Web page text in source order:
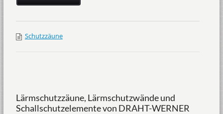
Schutzzäune
Lärmschutzzäune, Lärmschutzwände und
Schallschutzelemente von DRAHT-WERNER